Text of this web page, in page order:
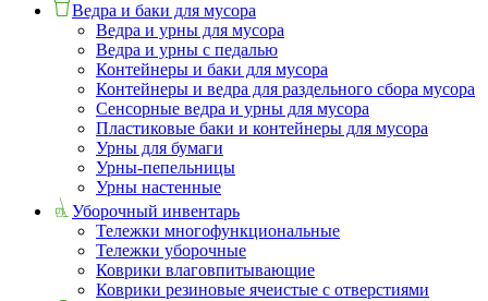
Ведра и баки для мусора
Ведра и урны для мусора
Ведра и урны с педалью
Контейнеры и баки для мусора
Контейнеры и ведра для раздельного сбора мусора
Сенсорные ведра и урны для мусора
Пластиковые баки и контейнеры для мусора
Урны для бумаги
Урны-пепельницы
Урны настенные
Уборочный инвентарь
Тележки многофункциональные
Тележки уборочные
Коврики влаговпитывающие
Коврики резиновые ячеистые с отверстиями